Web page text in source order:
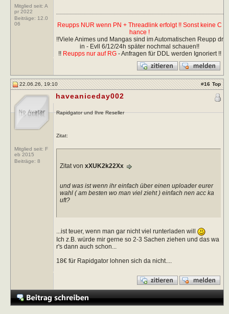
Mitglied seit: A
pr 2022
Beiträge: 12.0
06
Reupps NUR wenn PN + Threadlink erfolgt !! Sonst keine C
hance !
!!Viele Animes und Mangas sind im Automatischen Reupp dr
in - Evll 6/12/24h später nochmal schauen!!
!! Reupps nur auf RG- Anfragen für DDL werden Ignoriert !!
22.06.26, 19:10 #16 Top
Mitglied seit: F
eb 2015
Beiträge: 8
haveaniceday002
Rapidgator und Ihre Reseller
Zitat:
Zitat von xXUK2k22Xx
und was ist wenn ihr einfach über einen uploader eurer
wahl ( am besten wo man viel zieht ) einfach nen acc ka
uft?
...ist teuer, wenn man gar nicht viel runterladen will
Ich z.B. würde mir gerne so 2-3 Sachen ziehen und das wa
r's dann auch schon...
18€ für Rapidgator lohnen sich da nicht....